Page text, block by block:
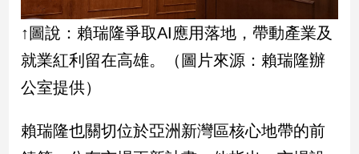
觀
點
南
台
點
↑圖說：賴瑞隆爭取AI應用落地，帶動產業及
就業紅利留在高雄。（圖片來源：賴瑞隆辦
公室提供）
賴瑞隆也關切位於亞洲新灣區核心地帶的前